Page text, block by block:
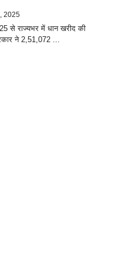
2025
से राज्यभर में धान खरीद की
ने 2,51,072 ...